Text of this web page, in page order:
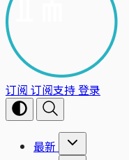
订阅 订阅支持登录
最新